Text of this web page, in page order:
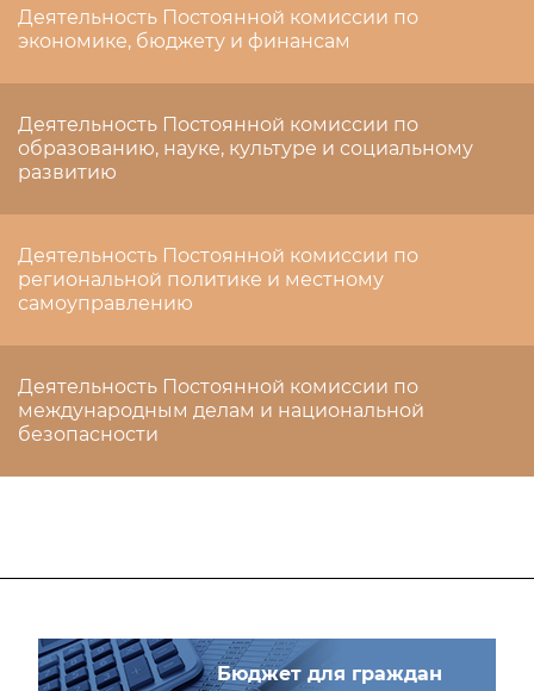
Деятельность Постоянной комиссии по
экономике, бюджету и финансам
Деятельность Постоянной комиссии по
образованию, науке, культуре и социальному
развитию
Деятельность Постоянной комиссии по
региональной политике и местному
самоуправлению
Деятельность Постоянной комиссии по
международным делам и национальной
безопасности
Бюджет для граждан